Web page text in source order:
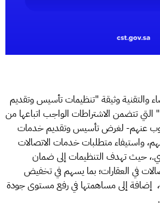
والتقنية وثيقة "تنظيمات تأسيس وتقديم
التي تتضمن الاشتراطات الواجب اتباعها من
عنهم- لغرض تأسيس وتقديم خدمات
لهم، واستيفاء متطلبات خدمات الاتصالات
حيث تهدف التنظيمات إلى ضمان
في العقارات؛ بما يسهم في تخفيض
إضافة إلى مساهمتها في رفع مستوى جودة